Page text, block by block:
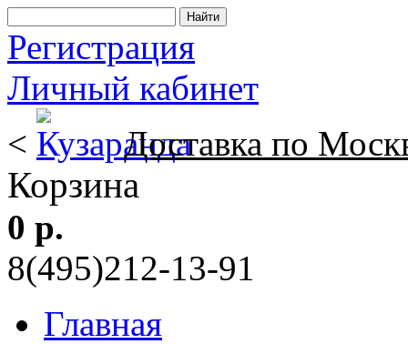
Регистрация
Личный кабинет
<
Доставка по
Корзина
0 р.
8(495)212-13-91
Главная